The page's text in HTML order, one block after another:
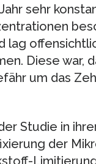
sehr
lag
Diese war,
um das
Studie in
der